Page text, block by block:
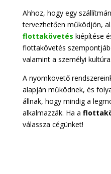
Ahhoz, hogy egy
tervezhetően működjön,
flottakövetés kiépítése
flottakövetés
valamint a személyi kultúra.
A nyomkövető
alapján működnek, és
állnak, hogy mindig a
alkalmazzák. Ha a
válassza cégünket!